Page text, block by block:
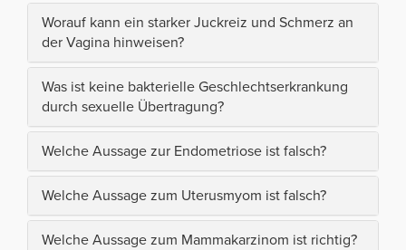
Worauf kann ein starker Juckreiz und Schmerz an
der Vagina hinweisen?
Was ist keine bakterielle Geschlechtserkrankung
durch sexuelle Übertragung?
Welche Aussage zur Endometriose ist falsch?
Welche Aussage zum Uterusmyom ist falsch?
Welche Aussage zum Mammakarzinom ist richtig?